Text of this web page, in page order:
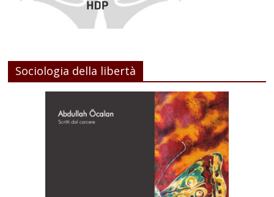
Sociologia della libertà